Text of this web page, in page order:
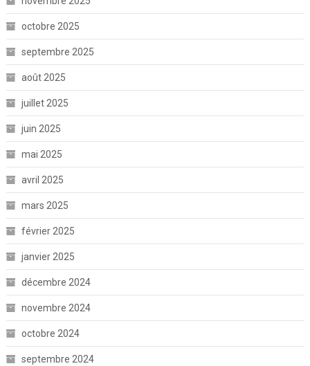
octobre 2025
septembre 2025
août 2025
juillet 2025
juin 2025
mai 2025
avril 2025
mars 2025
février 2025
janvier 2025
décembre 2024
novembre 2024
octobre 2024
septembre 2024